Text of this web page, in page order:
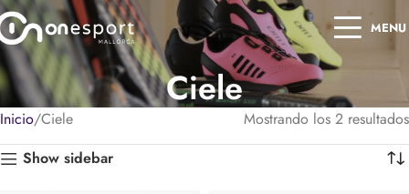
MENU
Ciele
Inicio Ciele Mostrando los 2 resultados
Show sidebar